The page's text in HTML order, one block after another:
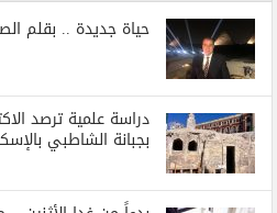
حياة جديدة .. بقلم
دراسة علمية ترصد
بجبانة الشاطبي